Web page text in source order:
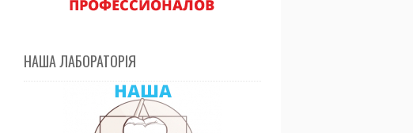
НАША ЛАБОРАТОРІЯ